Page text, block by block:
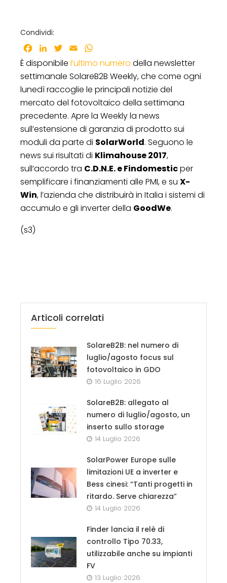
Condividi:
Facebook
LinkedInTwitter
Email
È disponibile l’ultimo numero della newsletter
settimanale SolareB2B Weekly, che come ogni
lunedì raccoglie le principali notizie del
mercato del fotovoltaico della settimana
precedente. Apre la Weekly la news
sull’estensione di garanzia di prodotto sui
moduli da parte di SolarWorld. Seguono le
news sui risultati di Klimahouse 2017,
sull’accordo tra C.D.N.E. e Findomesticper
semplificare i finanziamenti alle PMI, e su X-
Win, l’azienda che distribuirà in Italia i sistemi di
accumulo e gli inverter della GoodWe.
(s3)
Articoli correlati
SolareB2B: nel numero di
luglio/agosto focus sul
fotovoltaico in GDO
16 Luglio 2026
SolareB2B: allegato al
numero di luglio/agosto, un
inserto sullo storage
14 Luglio 2026
SolarPower Europe sulle
limitazioni UE a inverter e
Bess cinesi: “Tanti progetti in
ritardo. Serve chiarezza”
14 Luglio 2026
Finder lancia il relè di
controllo Tipo 70.33,
utilizzabile anche su impianti
FV
13 Luglio 2026